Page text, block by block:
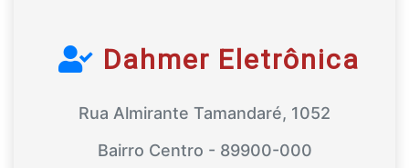
Dahmer Eletrônica
Rua Almirante Tamandaré, 1052
Bairro Centro - 89900-000